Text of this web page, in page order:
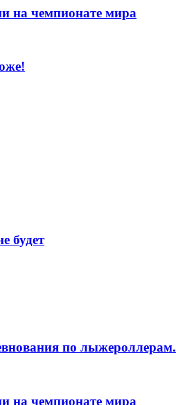
на чемпионате мира
будет
по лыжероллерам.
на чемпионате мира